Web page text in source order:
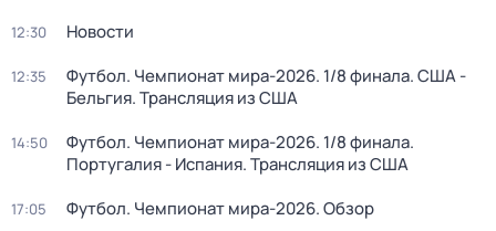
12:30 Новости
12:35
Футбол. Чемпионат мира-2026. 1/8 финала. США -
Бельгия. Трансляция из США
14:50
Футбол. Чемпионат мира-2026. 1/8 финала.
Португалия - Испания. Трансляция из США
17:05 Футбол. Чемпионат мира-2026. Обзор